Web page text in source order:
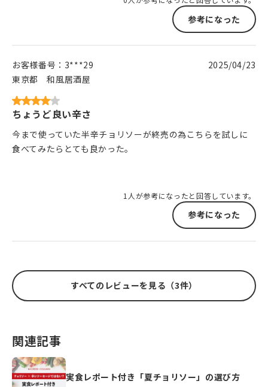
参考になった
お客様番号： 3***29
東京都
和風居酒屋
2025/04/23
ちょうど良い辛さ
今まで使っていた半辛チョリソーが終売の為こちらを試しに
食べてみたらとても良かった。
1人が参考になったと回答しています。
参考になった
すべてのレビューを見る（3件）
関連記事
実食レポート付き「夏チョリソー」の選び方